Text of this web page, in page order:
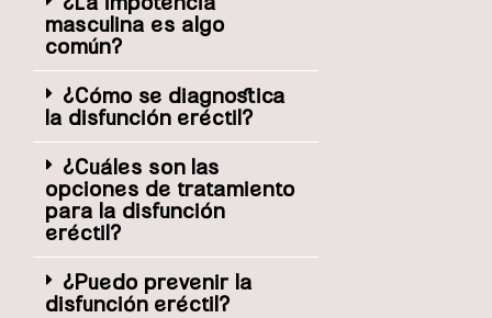
masculina es algo
común?
¿Cómo se diagnostica
la disfunción eréctil?
¿Cuáles son las
opciones de tratamiento
para la disfunción
eréctil?
¿Puedo prevenir la
disfunción eréctil?